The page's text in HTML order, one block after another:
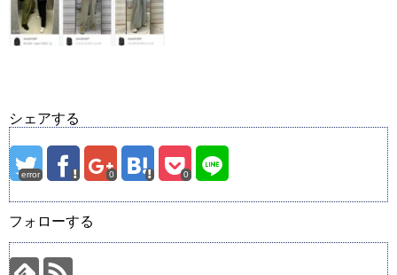
シェアする
error 0 0
フォローする